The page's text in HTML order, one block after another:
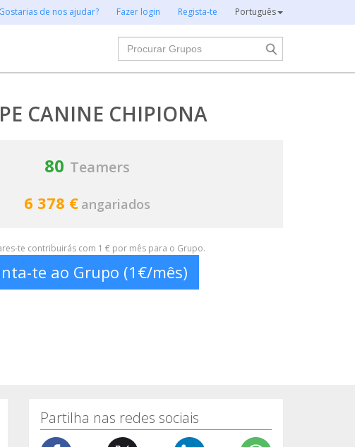
Gostarias de nos ajudar? Fazer login Regista-te Português
Procurar
CANINE CHIPIONA
80 Teamers
6 378 € angariados
te contribuirás com 1 € por mês para o Grupo.
te ao Grupo (1€/mês)
Partilha nas redes sociais